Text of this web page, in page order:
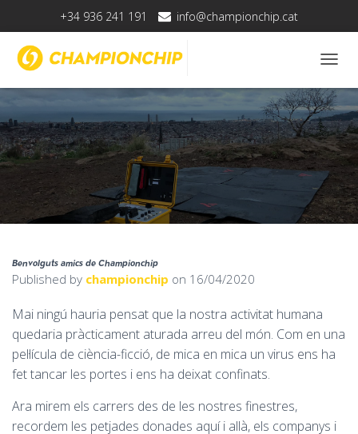
+34 936 241 191 info@championchip.cat
O
G
G
L
E
N
A
I
G
Benvolguts amics de Championchip
Published by championchip on 16/04/2020
Mai ningú hauria pensat que la nostra activitat humana
quedaria pràcticament aturada arreu del món. Com en una
pel·lícula de ciència-ficció, de mica en mica un virus ens ha
fet tancar les portes i ens ha deixat confinats.
Ara mirem els carrers des de les nostres finestres,
recordem les petjades donades aquí i allà, els companys i